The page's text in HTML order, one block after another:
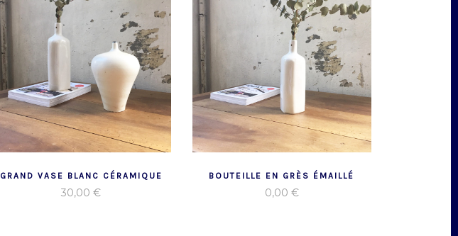
GRAND VASE BLANC CÉRAMIQUE
30,00€
BOUTEILLE EN GRÈS ÉMAILLÉ
0,00 €